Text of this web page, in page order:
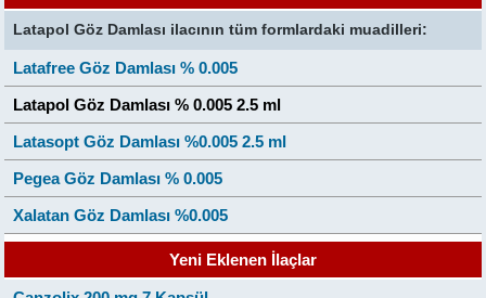
Latapol Göz Damlası ilacının tüm formlardaki muadilleri:
Latafree Göz Damlası % 0.005
Latapol Göz Damlası % 0.005 2.5 ml
Latasopt Göz Damlası %0.005 2.5 ml
Pegea Göz Damlası % 0.005
Xalatan Göz Damlası %0.005
Yeni Eklenen İlaçlar